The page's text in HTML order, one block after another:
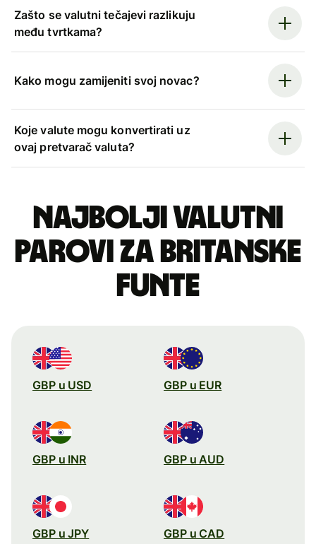
Zašto se valutni tečajevi razlikuju
među tvrtkama?
Kako mogu zamijeniti svoj novac?
Koje valute mogu konvertirati uz
ovaj pretvarač valuta?
Najbolji valutni
parovi za britanske
funte
GBP u USD GBP u EUR
GBP u INR GBP u AUD
GBP u JPY GBP u CAD